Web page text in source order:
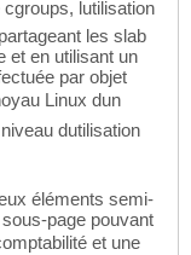
lutilisation
les slab
et en utilisant un
par objet
Linux dun
dutilisation
éléments semi-
page pouvant
et une